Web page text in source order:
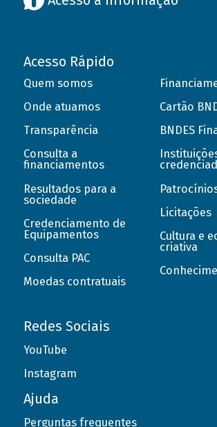
Acesso Rápido
Quem somos
Onde atuamos
Transparência
Consulta a
financiamentos
Resultados para a
sociedade
Credenciamento de
Equipamentos
Consulta PAC
Moedas contratuais
Cartão
BNDES
Licitações
Cultura e
criativa
Redes Sociais
YouTube
Instagram
Ajuda
Perguntas frequentes